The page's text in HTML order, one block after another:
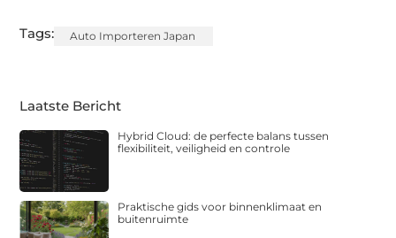
Tags: Auto Importeren Japan
Laatste Bericht
Hybrid Cloud: de perfecte balans tussen
flexibiliteit, veiligheid en controle
Praktische gids voor binnenklimaat en
buitenruimte